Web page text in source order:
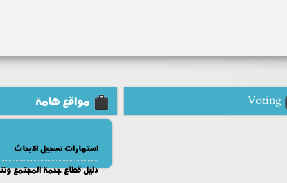
Voting مواقع هامة
استمارات تسجيل الابحاث
دليل قطاع جدمة المجتمع